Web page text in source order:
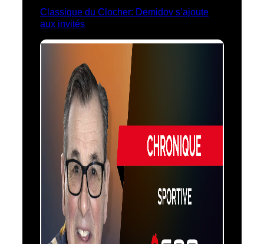
Classique du Clocher: Demidov s’ajoute
aux invités